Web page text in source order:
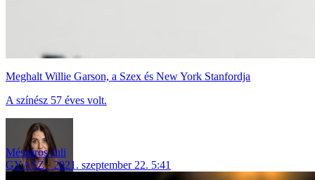
Meghalt Willie Garson, a Szex és New York Stanfordja
A színész 57 éves volt.
Mészáros Juli
GYÁSZ
2021. szeptember 22. 5:41